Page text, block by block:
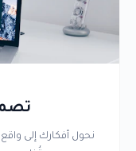
نحول أفكارك إلى